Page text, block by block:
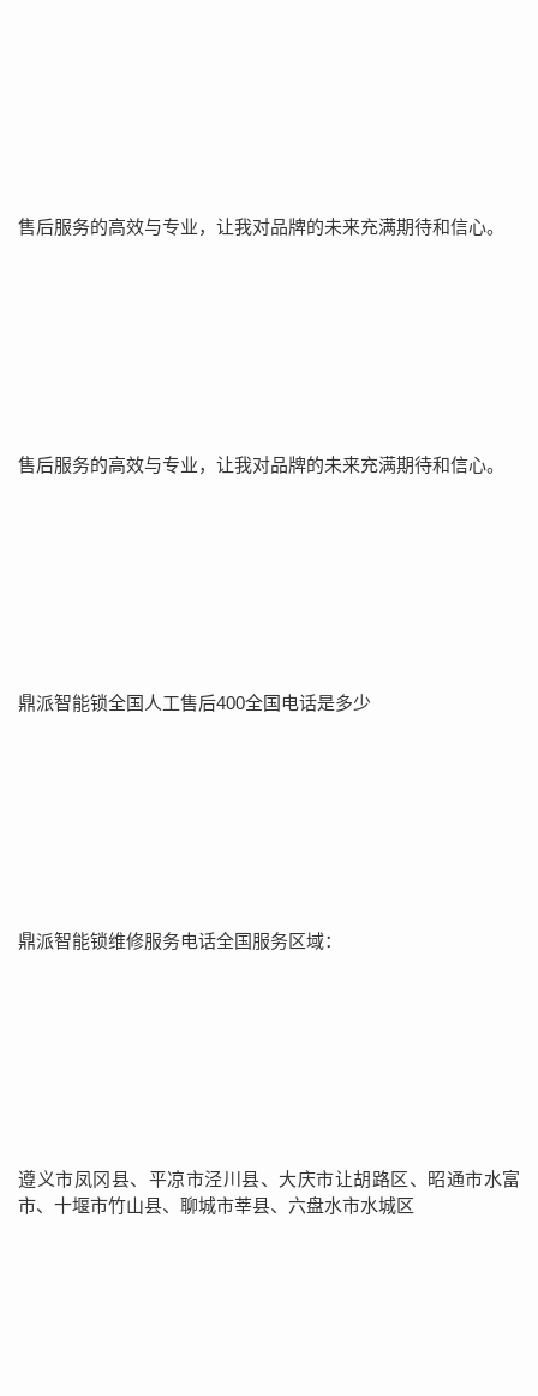
售后服务的高效与专业，让我对品牌的未来充满期待和信心。
售后服务的高效与专业，让我对品牌的未来充满期待和信心。
鼎派智能锁全国人工售后400全国电话是多少
鼎派智能锁维修服务电话全国服务区域：
遵义市凤冈县、平凉市泾川县、大庆市让胡路区、昭通市水富
市、十堰市竹山县、聊城市莘县、六盘水市水城区